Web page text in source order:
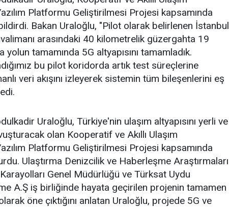
Platformu Geliştirilmesi Projesi kapsamında
Bakan Uraloğlu, "Pilot olarak belirlenen İstanbul
arasındaki 40 kilometrelik güzergahta 19
tamamında 5G altyapısını tamamladık.
bu pilot koridorda artık test süreçlerine
veri akışını izleyerek sistemin tüm bileşenlerini eş
Uraloğlu, Türkiye'nin ulaşım altyapısını yerli ve
olan Kooperatif ve Akıllı Ulaşım
Platformu Geliştirilmesi Projesi kapsamında
Ulaştırma Denizcilik ve Haberleşme Araştırmaları
Genel Müdürlüğü ve Türksat Uydu
A.Ş iş birliğinde hayata geçirilen projenin tamamen
öne çıktığını anlatan Uraloğlu, projede 5G ve